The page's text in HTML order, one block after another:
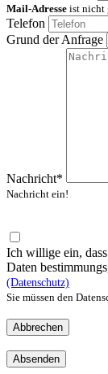
Mail-Adresse ist nicht
Telefon
Grund der Anfrage
Nachricht*
Nachricht ein!
Ich willige ein,
Daten
(Datenschutz)
Sie müssen den
Abbrechen
Absenden